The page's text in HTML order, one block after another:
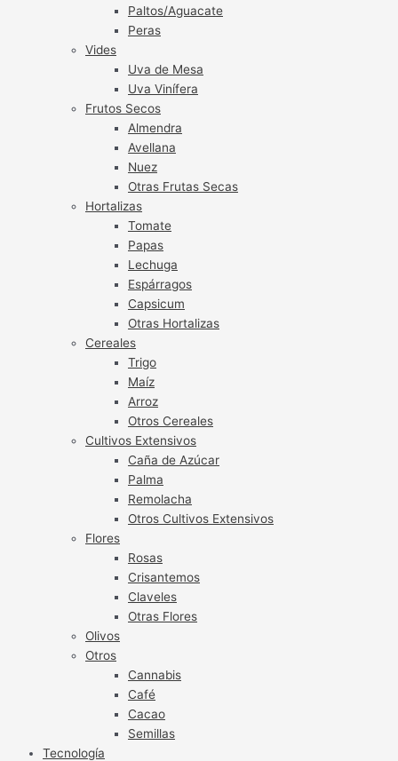
Paltos/Aguacate
Peras
Vides
Uva de Mesa
Uva Vinífera
Frutos Secos
Almendra
Avellana
Nuez
Otras Frutas Secas
Hortalizas
Tomate
Papas
Lechuga
Espárragos
Capsicum
Otras Hortalizas
Cereales
Trigo
Maíz
Arroz
Otros Cereales
Cultivos Extensivos
Caña de Azúcar
Palma
Remolacha
Otros Cultivos Extensivos
Flores
Rosas
Crisantemos
Claveles
Otras Flores
Olivos
Otros
Cannabis
Café
Cacao
Semillas
Tecnología